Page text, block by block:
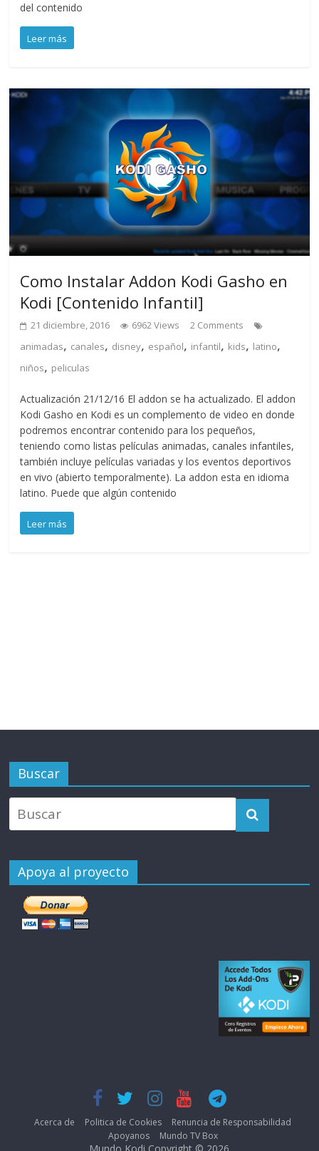
del contenido
Leer más
Como Instalar Addon Kodi Gasho en
Kodi [Contenido Infantil]
21 diciembre, 2016 6962 Views
2 Comments
animadas, canales, disney, español, infantil, kids, latino,
niños, peliculas
Actualización 21/12/16 El addon se ha actualizado. El addon
Kodi Gasho en Kodi es un complemento de video en donde
podremos encontrar contenido para los pequeños,
teniendo como listas películas animadas, canales infantiles,
también incluye películas variadas y los eventos deportivos
en vivo (abierto temporalmente). La addon esta en idioma
latino. Puede que algún contenido
Leer más
Buscar
Apoya al proyecto
Acerca de Politica de Cookies
Renuncia de Responsabilidad
Apoyanos
Mundo TV Box